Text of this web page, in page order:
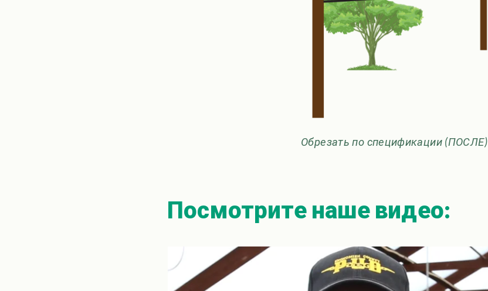
Обрезать по спецификации (ПОСЛЕ)
Посмотрите наше видео: